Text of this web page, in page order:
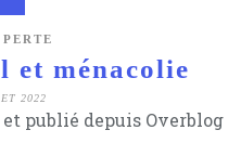
PERTE
et ménacolie
2022
publié depuis Overblog